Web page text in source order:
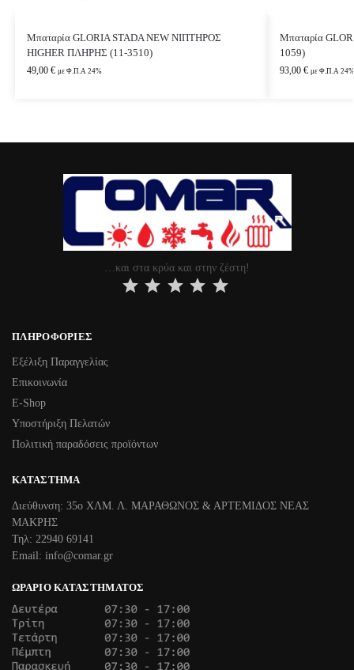
Μπαταρία GLORIA STADA NEW ΝΙΠΤΗΡΟΣ
HIGHER ΠΛΗΡΗΣ (11-3510)
49,00 € με Φ.Π.Α 24%
Μπαταρία
1059)
93,00 € με Φ.Π.Α 24%
…και στα κρύα και στην ζέστη!
ΠΛΗΡΟΦΟΡΊΕΣ
Εξέλιξη Παραγγελίας
Επικοινωνία
Ε-Shop
Υποστήριξη Πελατών
Πολιτική παραδόσεις προϊόντων
ΚΑΤΆΣΤΗΜΑ
Διεύθυνση: 35ο ΧΛΜ. Λ. ΜΑΡΑΘΩΝΟΣ & ΑΡΤΕΜΙΔΟΣ ΝΕΑΣ
ΜΑΚΡΗΣ
Τηλ: 22940 69141
Email: info@comar.gr
ΩΡΆΡΙΟ ΚΑΤΑΣΤΉΜΑΤΟΣ